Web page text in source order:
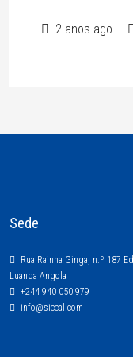
2 anos ago
Sede
Rua Rainha Ginga, n.º 187
Luanda Angola
+244 940 050 979
info@siccal.com